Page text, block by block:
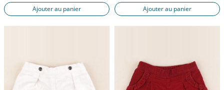
Ajouter au panier Ajouter au panier